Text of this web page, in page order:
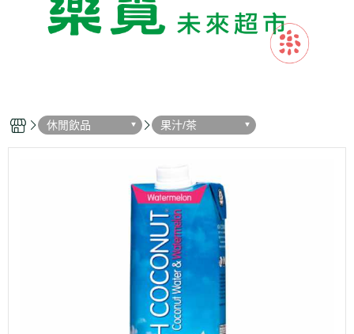
休閒飲品 果汁/茶